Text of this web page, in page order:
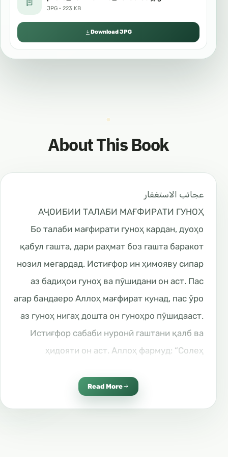
JPG · 223 KB
Download JPG
About This Book
عجائب الاستغفار
АҶОИБИИ ТАЛАБИ МАҒФИРАТИ ГУНОҲ
Бо талаби мағфирати гуноҳ кардан, дуоҳо
қабул гашта, дари раҳмат боз гашта баракот
нозил мегардад. Истиғфор ин ҳимояву сипар
аз бадиҳои гуноҳ ва пӯшидани он аст. Пас
агар бандаеро Аллоҳ мағфират кунад, пас ӯро
аз гуноҳ нигаҳ дошта он гуноҳро пӯшидааст.
Истиғфор сабаби нуронӣ гаштани қалб ва
ҳидояти он аст. Аллоҳ фармуд: “Солеҳ
пеш аз накӯӣ бадиро ба шитоб талаб
Read More